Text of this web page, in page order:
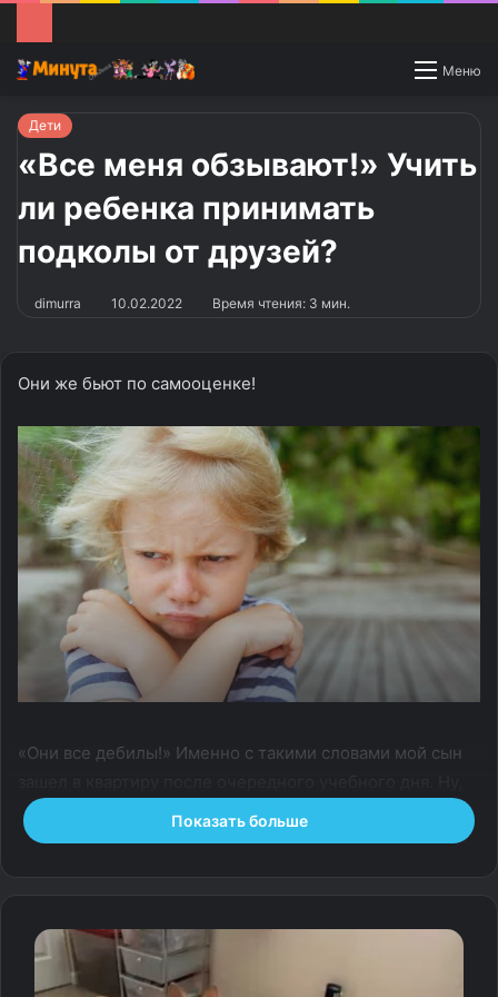
Меню
Switch
Дети
«Все меня обзывают!» Учить
ли ребенка принимать
подколы от друзей?
dimurra 10.02.2022 Время чтения: 3 мин.
Они же бьют по самооценке!
«Они все дебилы!» Именно с такими словами мой сын
собственно, можно ничего не выяснять, я и так в курсе,
кто такие «все» и почему «дебилы».
попроще», — советовали близкие.
И я с ними в кои-то веки была согласна. Ибо ребенок
Показать больше